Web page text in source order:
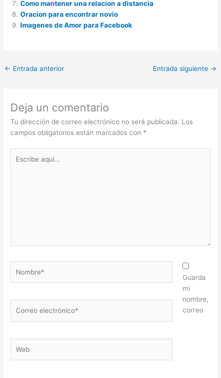
Como mantener una relacion a distancia
Oracion para encontrar novio
Imagenes de Amor para Facebook
← Entrada anterior Entrada siguiente →
Deja un comentario
Tu dirección de correo electrónico no será publicada. Los
campos obligatorios están marcados con *
aquí...
electrónico*
Guarda
mi
nombre,
correo